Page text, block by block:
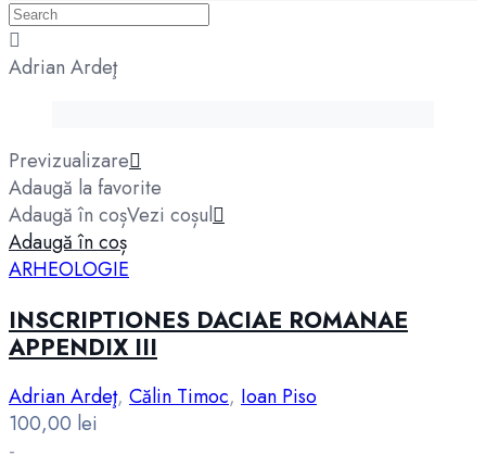
Adrian Ardeţ
Previzualizare
Adaugă la favorite
Adaugă în coșVezi coșul
Adaugă în coș
ARHEOLOGIE
INSCRIPTIONES DACIAE ROMANAE
APPENDIX III
Adrian Ardeţ, Călin Timoc, Ioan Piso
100,00 lei
-